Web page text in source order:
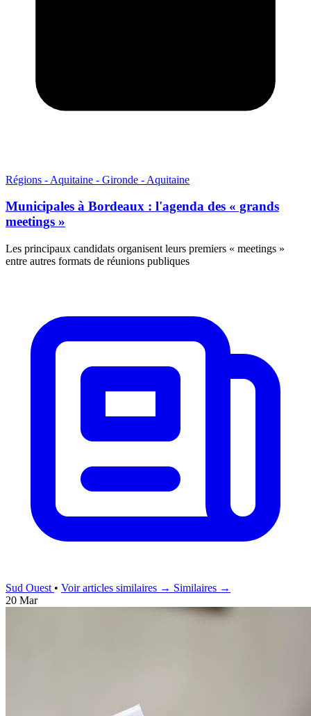
Régions - Aquitaine - Gironde - Aquitaine
Municipales à Bordeaux : l'agenda des « grands
meetings »
Les principaux candidats organisent leurs premiers « meetings »
entre autres formats de réunions publiques
Sud Ouest • Voir articles similaires → Similaires →
20 Mar